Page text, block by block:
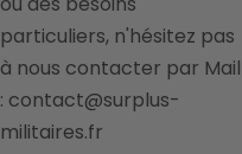
particuliers, n'hésitez pas
à nous contacter par Mail
: contact@surplus-
militaires.fr